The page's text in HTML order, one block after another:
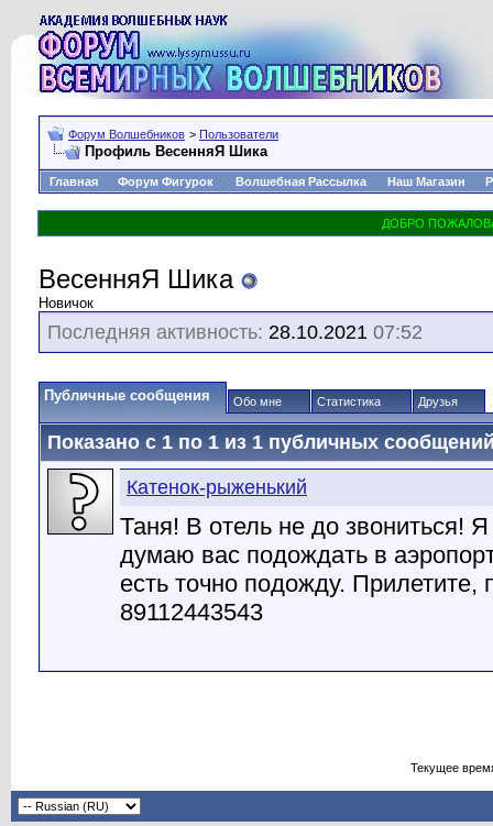
Форум Волшебников > Пользователи
Профиль ВесенняЯ Шика
Главная Форум Фигурок Волшебная Рассылка Наш Магазин
ВесенняЯ Шика
Новичок
Последняя активность: 28.10.2021 07:52
Публичные сообщения Обо мне Статистика Друзья
Показано с 1 по 1 из 1 публичных
Катенок-рыженький
Таня! В отель не до звониться!
думаю вас подождать в
есть точно подожду. Прилетите,
89112443543
Текущее